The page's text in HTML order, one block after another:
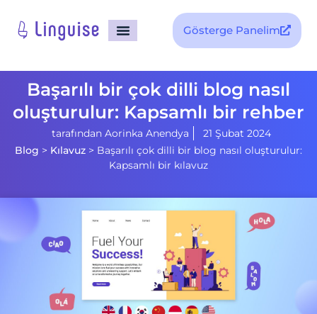
Gösterge Panelim
Başarılı bir çok dilli blog nasıl
oluşturulur: Kapsamlı bir rehber
tarafından Aorinka Anendya
21 Şubat 2024
Blog > Kılavuz > Başarılı çok dilli bir blog nasıl oluşturulur:
Kapsamlı bir kılavuz